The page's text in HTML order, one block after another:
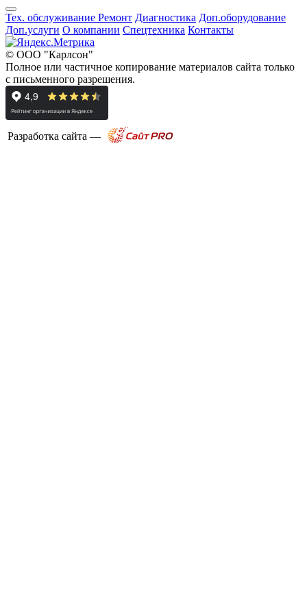
Тех. обслуживание Ремонт Диагностика Доп.оборудование
Доп.услуги О компании Спецтехника Контакты
© ООО "Карлсон"
Полное или частичное копирование материалов сайта только
с письменного разрешения.
Разработка сайта —